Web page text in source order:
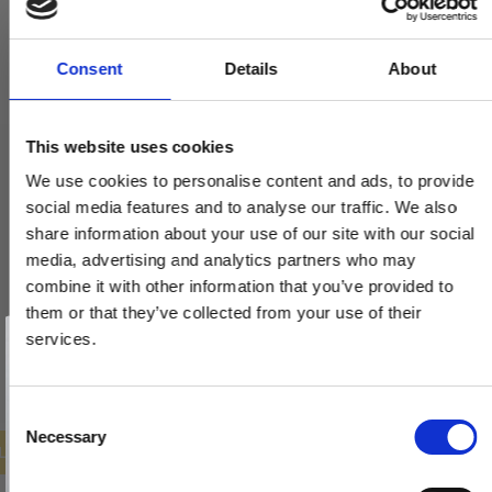
Consent Details About
This website uses cookies
We use cookies to personalise content and ads, to provide
social media features and to analyse our traffic. We also
share information about your use of our site with our social
media, advertising and analytics partners who may
combine it with other information that you’ve provided to
them or that they’ve collected from your use of their
services.
Necessary
Dørgreb - Messing uden lak - Model TORPEDO Large
1.293,00 DKK
647,00 DKK
Vind et gavekort